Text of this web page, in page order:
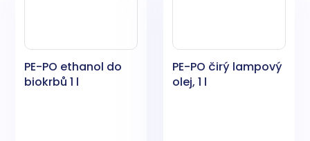
PE-PO ethanol do
biokrbů 1 l
PE-PO čirý lampový
olej, 1 l